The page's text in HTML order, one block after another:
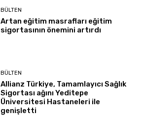
BÜLTEN
Artan eğitim masrafları eğitim
sigortasının önemini artırdı
BÜLTEN
Allianz Türkiye, Tamamlayıcı Sağlık
Sigortası ağını Yeditepe
Üniversitesi Hastaneleri ile
genişletti